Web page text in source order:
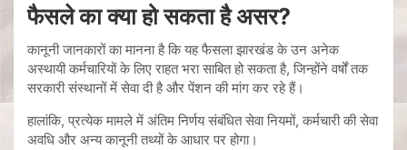
फैसले का क्या हो सकता है असर?
कानूनी जानकारों का मानना है कि यह फैसला झारखंड के उन अनेक
अस्थायी कर्मचारियों के लिए राहत भरा साबित हो सकता है, जिन्होंने वर्षों तक
सरकारी संस्थानों में सेवा दी है और पेंशन की मांग कर रहे हैं।
हालांकि, प्रत्येक मामले में अंतिम निर्णय संबंधित सेवा नियमों, कर्मचारी की सेवा
अवधि और अन्य कानूनी तथ्यों के आधार पर होगा।